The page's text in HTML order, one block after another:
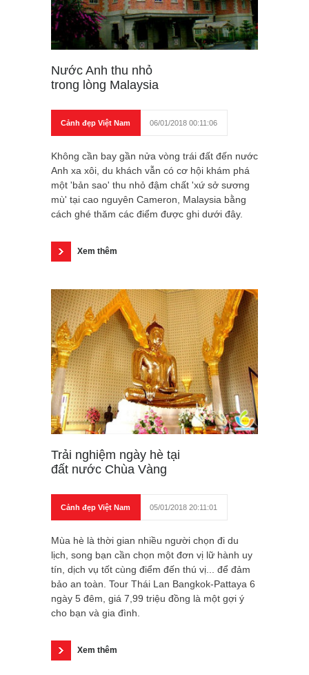
Nước Anh thu nhỏ
trong lòng Malaysia
Cảnh đẹp Việt Nam 06/01/2018 00:11:06
Không cần bay gần nửa vòng trái đất đến nước
Anh xa xôi, du khách vẫn có cơ hội khám phá
một 'bản sao' thu nhỏ đậm chất 'xứ sở sương
mù' tại cao nguyên Cameron, Malaysia bằng
cách ghé thăm các điểm được ghi dưới đây.
Xem thêm
Trải nghiệm ngày hè tại
đất nước Chùa Vàng
Cảnh đẹp Việt Nam 05/01/2018 20:11:01
Mùa hè là thời gian nhiều người chọn đi du
lịch, song bạn cần chọn một đơn vị lữ hành uy
tín, dịch vụ tốt cùng điểm đến thú vị... để đảm
bảo an toàn. Tour Thái Lan Bangkok-Pattaya 6
ngày 5 đêm, giá 7,99 triệu đồng là một gợi ý
cho bạn và gia đình.
Xem thêm